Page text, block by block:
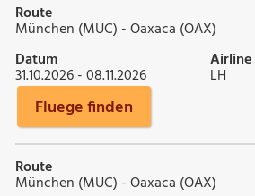
Route
München (MUC) - Oaxaca (OAX)
Datum
31.10.2026 - 08.11.2026
Airline
LH
Fluege finden
Route
München (MUC) - Oaxaca (OAX)